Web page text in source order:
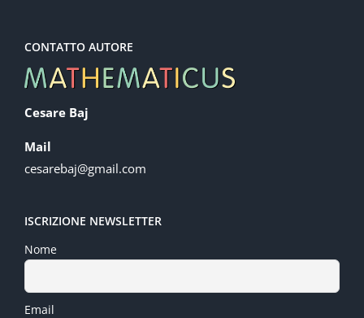
CONTATTO AUTORE
Cesare Baj
Mail
cesarebaj@gmail.com
ISCRIZIONE NEWSLETTER
Nome
Email